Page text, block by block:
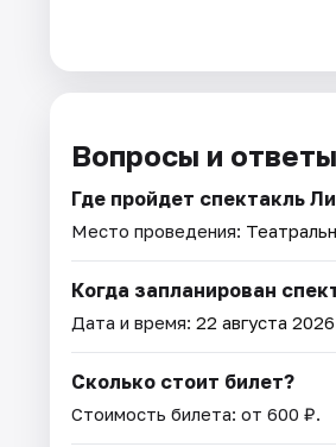
Вопросы и ответы
Где пройдет спектакль
Место проведения:
Когда запланирован
Дата и время: 22 августа 2026
Сколько стоит билет?
Стоимость билета: от 600 ₽.